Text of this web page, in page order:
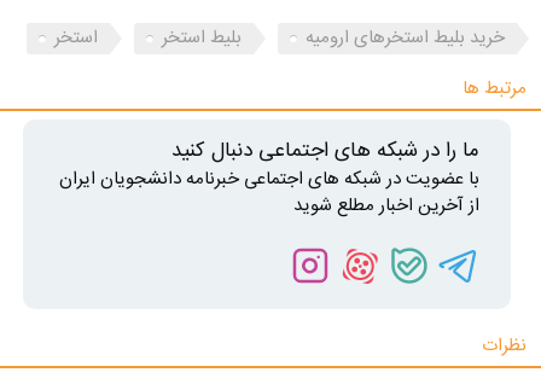
خرید بلیط استخرهای ارومیه بلیط استخر
استخر
مرتبط ها
ما را در شبکه های اجتماعی دنبال کنید
با عضویت در شبکه های اجتماعی خبرنامه دانشجویان ایران
از آخرین اخبار مطلع شوید
نظرات